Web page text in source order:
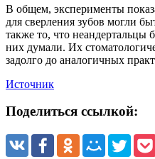
В общем, эксперименты
для сверления зубов могли
также то, что
них думали. Их
задолго до аналогичных
Источник
Поделиться ссылкой: